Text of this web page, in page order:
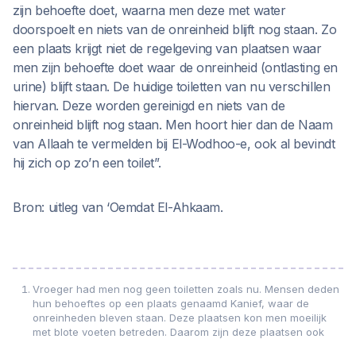
zijn behoefte doet, waarna men deze met water
doorspoelt en niets van de onreinheid blijft nog staan. Zo
een plaats krijgt niet de regelgeving van plaatsen waar
men zijn behoefte doet waar de onreinheid (ontlasting en
urine) blijft staan. De huidige toiletten van nu verschillen
hiervan. Deze worden gereinigd en niets van de
onreinheid blijft nog staan. Men hoort hier dan de Naam
van Allaah te vermelden bij El-Wodhoo-e, ook al bevindt
hij zich op zo’n een toilet”.
Bron: uitleg van ‘Oemdat El-Ahkaam.
Vroeger had men nog geen toiletten zoals nu. Mensen deden
hun behoeftes op een plaats genaamd Kanief, waar de
onreinheden bleven staan. Deze plaatsen kon men moeilijk
met blote voeten betreden. Daarom zijn deze plaatsen ook